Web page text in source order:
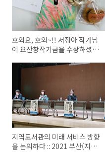
호외요, 호외~!! 서정아 작가님
이 요산창작기금을 수상하셨대
지역도서관의 미래 서비스 방향
을 논의하다 :: 2021 부산(지역)